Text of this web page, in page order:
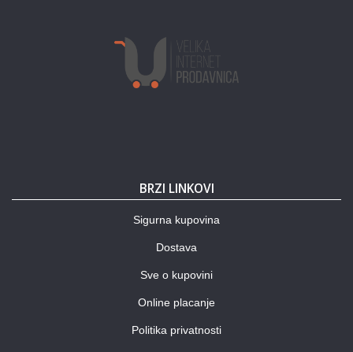
BRZI LINKOVI
Sigurna kupovina
Dostava
Sve o kupovini
Online placanje
Politika privatnosti